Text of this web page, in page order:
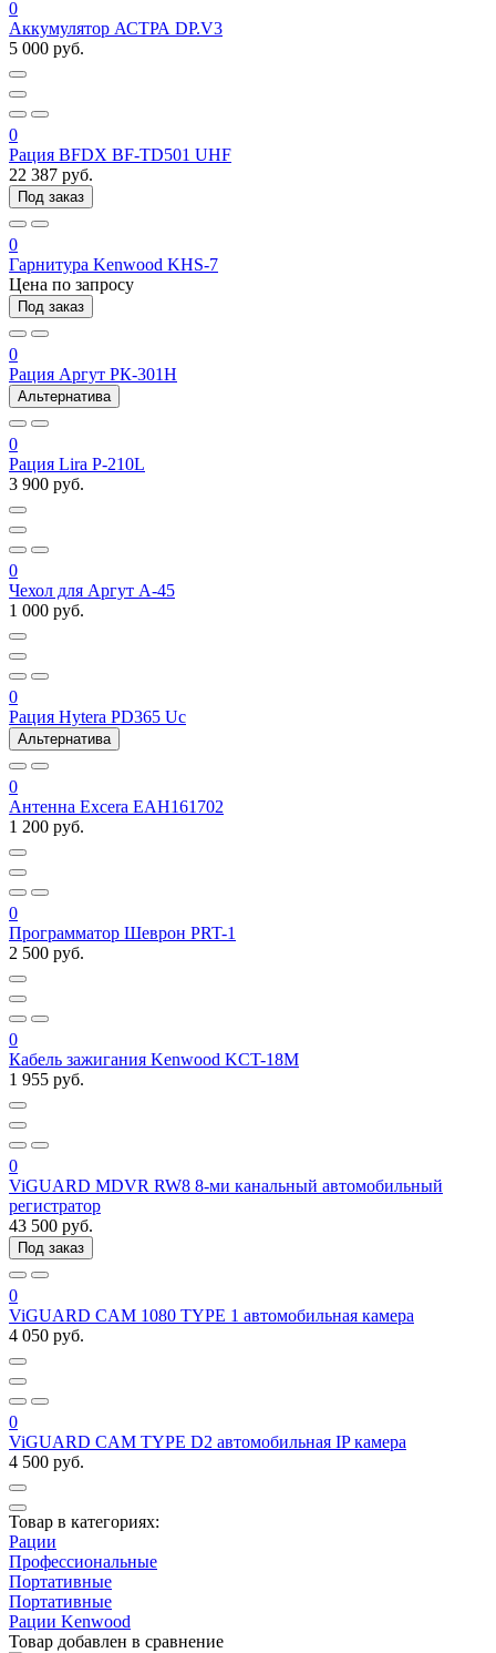
0
Аккумулятор АСТРА DP.V3
5 000 руб.
0
Рация BFDX BF-TD501 UHF
22 387 руб.
Под заказ
0
Гарнитура Kenwood KHS-7
Цена по запросу
Под заказ
0
Рация Аргут РК-301Н
Альтернатива
0
Рация Lira P-210L
3 900 руб.
0
Чехол для Аргут А-45
1 000 руб.
0
Рация Hytera PD365 Uc
Альтернатива
0
Антенна Excera EAH161702
1 200 руб.
0
Программатор Шеврон PRT-1
2 500 руб.
0
Кабель зажигания Kenwood KCT-18M
1 955 руб.
0
ViGUARD MDVR RW8 8-ми канальный автомобильный
регистратор
43 500 руб.
Под заказ
0
ViGUARD CAM 1080 TYPE 1 автомобильная камера
4 050 руб.
0
ViGUARD CAM TYPE D2 автомобильная IP камера
4 500 руб.
Товар в категориях:
Рации
Профессиональные
Портативные
Портативные
Рации Kenwood
Товар добавлен в сравнение